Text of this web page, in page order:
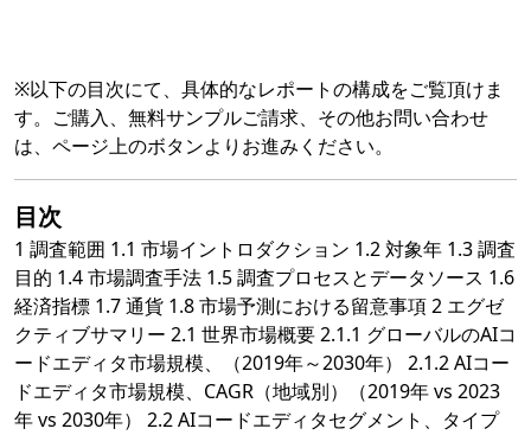
※以下の目次にて、具体的なレポートの構成をご覧頂けま
す。ご購入、無料サンプルご請求、その他お問い合わせ
は、ページ上のボタンよりお進みください。
目次
1 調査範囲 1.1 市場イントロダクション 1.2 対象年 1.3 調査
目的 1.4 市場調査手法 1.5 調査プロセスとデータソース 1.6
経済指標 1.7 通貨 1.8 市場予測における留意事項 2 エグゼ
クティブサマリー 2.1 世界市場概要 2.1.1 グローバルのAIコ
ードエディタ市場規模、（2019年～2030年） 2.1.2 AIコー
ドエディタ市場規模、CAGR（地域別）（2019年 vs 2023
年 vs 2030年） 2.2 AIコードエディタセグメント、タイプ